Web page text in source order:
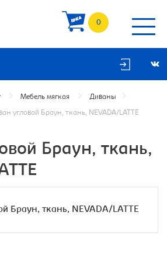
0
Мебель мягкая Диваны
угловой Браун, ткань, NEVADA/LATTE
Браун, ткань,